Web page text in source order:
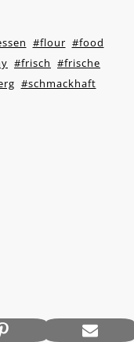
#flour #food
#frisch #frische
#schmackhaft